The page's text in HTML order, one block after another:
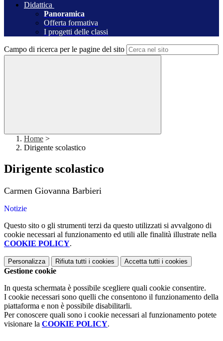
Didattica
Panoramica
Offerta formativa
I progetti delle classi
Campo di ricerca per le pagine del sito
Home >
Dirigente scolastico
Dirigente scolastico
Carmen Giovanna Barbieri
Notizie
Questo sito o gli strumenti terzi da questo utilizzati si avvalgono di
cookie necessari al funzionamento ed utili alle finalità illustrate nella
COOKIE POLICY.
Personalizza Rifiuta tutti i cookies Accetta tutti i cookies
Gestione cookie
In questa schermata è possibile scegliere quali cookie consentire.
I cookie necessari sono quelli che consentono il funzionamento della
piattaforma e non è possibile disabilitarli.
Per conoscere quali sono i cookie necessari al funzionamento potete
visionare la COOKIE POLICY.